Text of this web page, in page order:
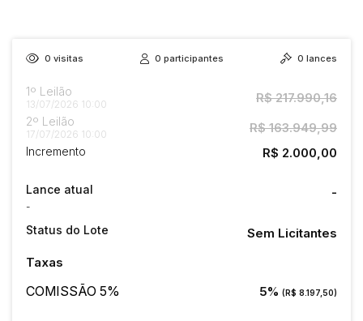
0 visitas 0 participantes 0 lances
1º Leilão
13/07/2026 10:00 R$ 217.990,16
2º Leilão
17/07/2026 10:00 R$ 163.949,99
Incremento R$ 2.000,00
Lance atual
-
-
Status do Lote
Sem Licitantes
Taxas
COMISSÃO 5% 5% (R$ 8.197,50)